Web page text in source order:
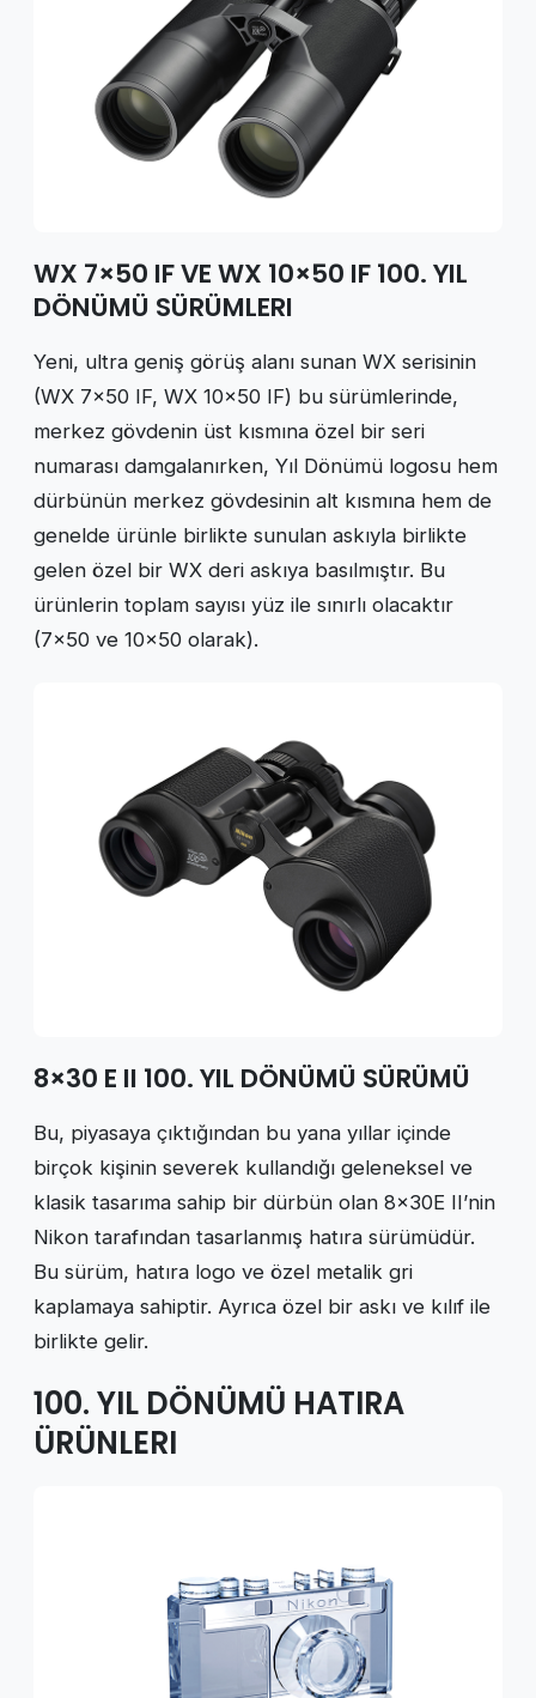
WX 7×50 IF VE WX 10×50 IF 100. YIL
DÖNÜMÜ SÜRÜMLERI
Yeni, ultra geniş görüş alanı sunan WX serisinin
(WX 7×50 IF, WX 10×50 IF) bu sürümlerinde,
merkez gövdenin üst kısmına özel bir seri
numarası damgalanırken, Yıl Dönümü logosu hem
dürbünün merkez gövdesinin alt kısmına hem de
genelde ürünle birlikte sunulan askıyla birlikte
gelen özel bir WX deri askıya basılmıştır. Bu
ürünlerin toplam sayısı yüz ile sınırlı olacaktır
(7×50 ve 10×50 olarak).
8×30 E II 100. YIL DÖNÜMÜ SÜRÜMÜ
Bu, piyasaya çıktığından bu yana yıllar içinde
birçok kişinin severek kullandığı geleneksel ve
klasik tasarıma sahip bir dürbün olan 8×30E II’nin
Nikon tarafından tasarlanmış hatıra sürümüdür.
Bu sürüm, hatıra logo ve özel metalik gri
kaplamaya sahiptir. Ayrıca özel bir askı ve kılıf ile
birlikte gelir.
100. YIL DÖNÜMÜ HATIRA
ÜRÜNLERI